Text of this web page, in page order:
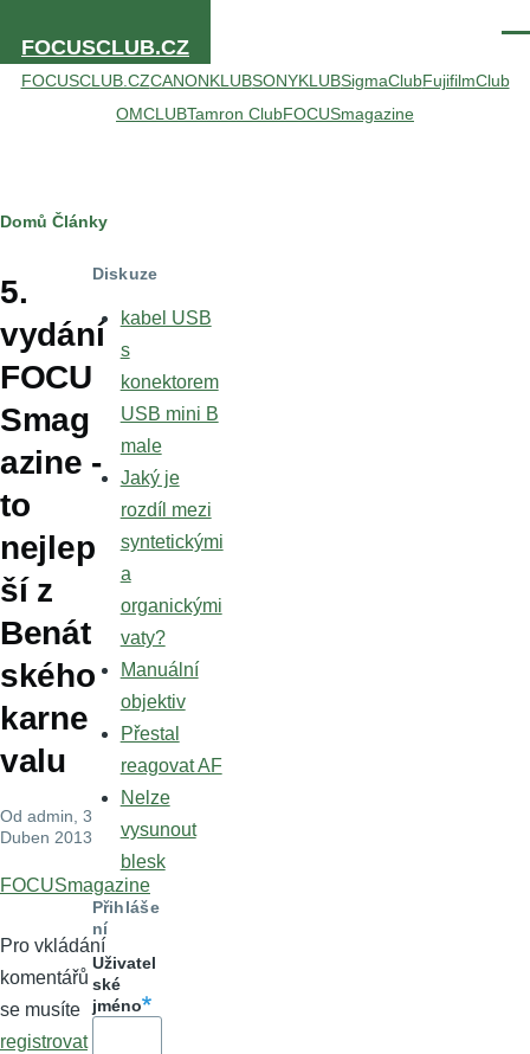
FOCUSCLUB.CZ
FOCUSCLUB.CZCANONKLUBSONYKLUBSigmaClubFujifilmClub
OMCLUBTamron ClubFOCUSmagazine
Drobečková
navigace
Domů Články
5.
vydání
FOCU
Smag
azine -
to
nejlep
ší z
Benát
ského
karne
valu
Od admin , 3
Duben 2013
FOCUSmagazine
Pro vkládání
komentářů
se musíte
registrovat
Diskuze
kabel USB
s
konektorem
USB mini B
male
Jaký je
rozdíl mezi
syntetickými
a
organickými
vaty?
Manuální
objektiv
Přestal
reagovat AF
Nelze
vysunout
blesk
Přihláše
ní
Uživatel
ské
jméno